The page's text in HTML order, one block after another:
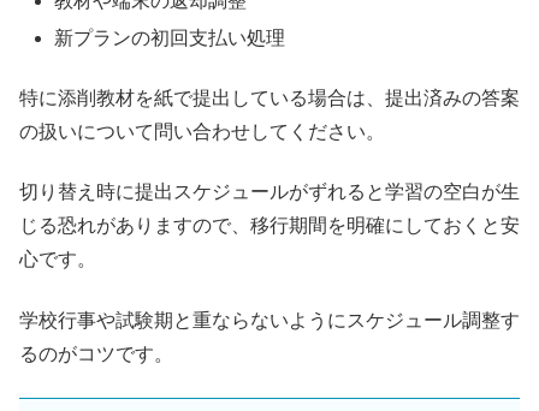
新プランの初回支払い処理
特に添削教材を紙で提出している場合は、提出済みの答案
の扱いについて問い合わせしてください。
切り替え時に提出スケジュールがずれると学習の空白が生
じる恐れがありますので、移行期間を明確にしておくと安
心です。
学校行事や試験期と重ならないようにスケジュール調整す
るのがコツです。